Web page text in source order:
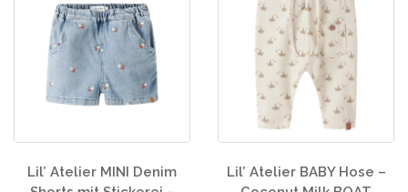
Lil’ Atelier MINI Denim
Lil’ Atelier BABY Hose –